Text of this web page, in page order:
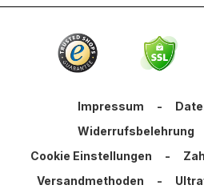
Impressum -
Widerrufsbelehrung
Cookie Einstellungen
-
Versandmethoden
-